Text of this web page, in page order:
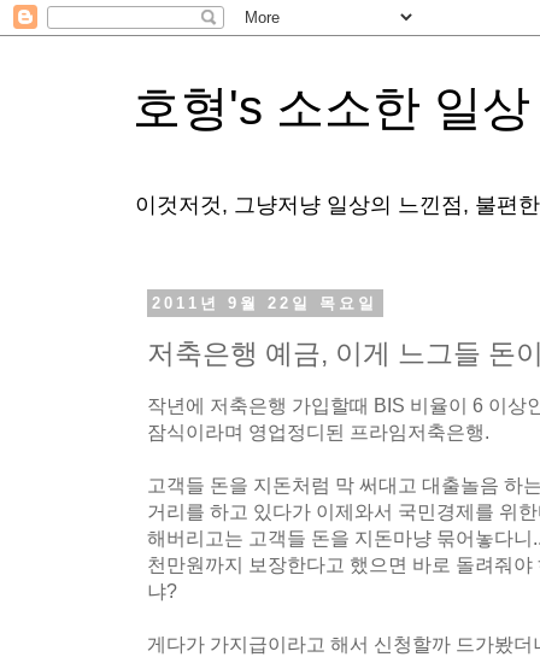
호형's 소소한 일상
이것저것, 그냥저냥 일상의 느낀점, 불편
2011년 9월 22일 목요일
저축은행 예금, 이게 느그들 돈
작년에 저축은행 가입할때 BIS 비율이 6 이상
잠식이라며 영업정디된 프라임저축은행.
고객들 돈을 지돈처럼 막 써대고 대출놀음 하
거리를 하고 있다가 이제와서 국민경제를 위
해버리고는 고객들 돈을 지돈마냥 묶어놓다
천만원까지 보장한다고 했으면 바로 돌려줘
냐?
게다가 가지급이라고 해서 신청할까 드가봤